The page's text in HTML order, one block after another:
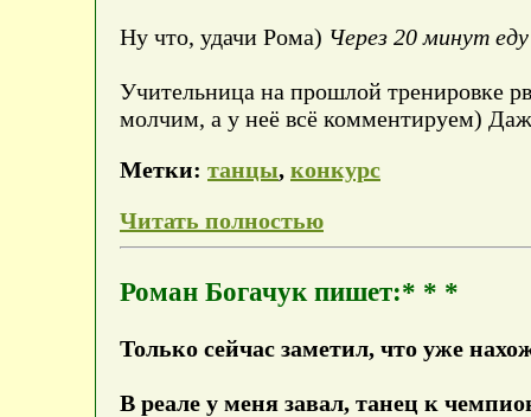
Ну что, удачи Рома) Через 20 минут еду
Учительница на прошлой тренировке
молчим, а у неё всё комментируем)
Метки: танцы, конкурс
Читать полностью
Роман Богачук пишет:* * *
Только сейчас заметил, что уже
В реале у меня завал, танец к